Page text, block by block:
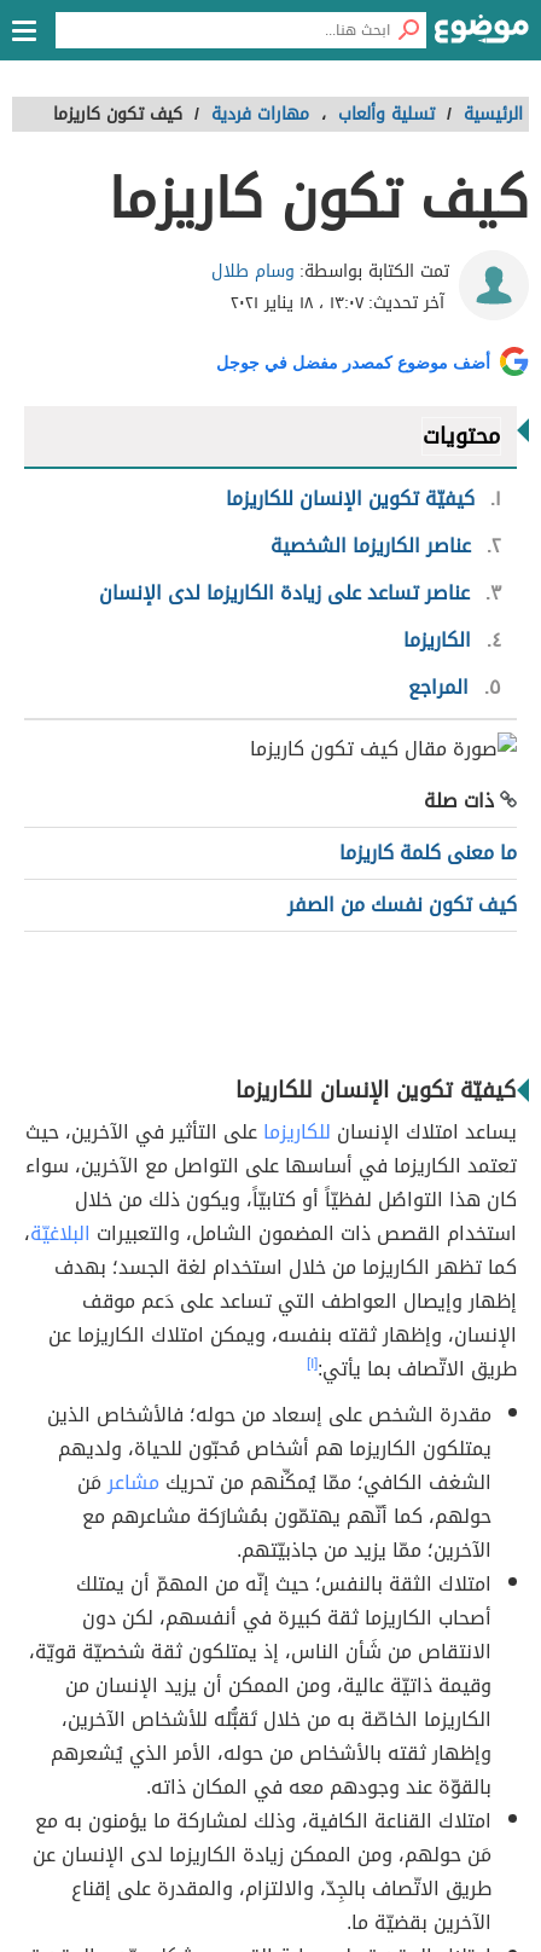
الرئيسية / تسلية وألعاب ، مهارات فردية / كيف تكون كاريزما
كيف تكون كاريزما
تمت الكتابة بواسطة: وسام طلال
آخر تحديث:١٣:٠٧ ، ١٨ يناير ٢٠٢١
أضف موضوع كمصدر مفضل في جوجل
محتويات
١ كيفيّة تكوين الإنسان للكاريزما
٢ عناصر الكاريزما الشخصية
٣ عناصر تساعد على زيادة الكاريزما لدى الإنسان
٤
الكاريزما
٥
المراجع
ذات صلة
ما معنى كلمة كاريزما
كيف تكون نفسك من الصفر
كيفيّة تكوين الإنسان للكاريزما
يساعد امتلاك الإنسان للكاريزماعلى التأثير في الآخرين، حيث
تعتمد الكاريزما في أساسها على التواصل مع الآخرين، سواء
كان هذا التواصُل لفظيّاً أو كتابيّاً، ويكون ذلك من خلال
استخدام القصص ذات المضمون الشامل، والتعبيرات البلاغيّة،
كما تظهر الكاريزما من خلال استخدام لغة الجسد؛ بهدف
إظهار وإيصال العواطف التي تساعد على دَعم موقف
الإنسان، وإظهار ثقته بنفسه، ويمكن امتلاك الكاريزما عن
طريق الاتّصاف بما يأتي:[١]
مقدرة الشخص على إسعاد من حوله؛ فالأشخاص الذين
يمتلكون الكاريزما هم أشخاص مُحبّون للحياة، ولديهم
الشغف الكافي؛ ممّا يُمكِّنهم من تحريك مشاعرمَن
حولهم، كما أنّهم يهتمّون بمُشارَكة مشاعرهم مع
الآخرين؛ ممّا يزيد من جاذبيّتهم.
امتلاك الثقة بالنفس؛ حيث إنّه من المهمّ أن يمتلك
أصحاب الكاريزما ثقة كبيرة في أنفسهم، لكن دون
الانتقاص من شَأن الناس، إذ يمتلكون ثقة شخصيّة قويّة،
وقيمة ذاتيّة عالية، ومن الممكن أن يزيد الإنسان من
الكاريزما الخاصّة به من خلال تَقبُّله للأشخاص الآخرين،
وإظهار ثقته بالأشخاص من حوله، الأمر الذي يُشعرهم
بالقوّة عند وجودهم معه في المكان ذاته.
امتلاك القناعة الكافية، وذلك لمشاركة ما يؤمنون به مع
مَن حولهم، ومن الممكن زيادة الكاريزما لدى الإنسان عن
طريق الاتّصاف بالجِدّ، والالتزام، والمقدرة على إقناع
الآخرين بقضيّة ما.